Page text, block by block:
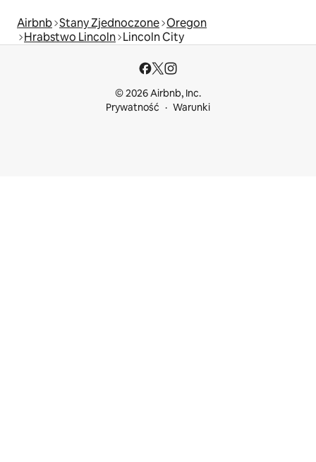
Airbnb Stany Zjednoczone Oregon
Hrabstwo Lincoln Lincoln City
© 2026 Airbnb, Inc.
Prywatność
Warunki